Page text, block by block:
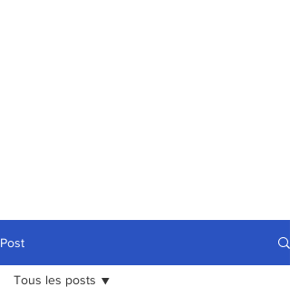
Post
Tous les posts